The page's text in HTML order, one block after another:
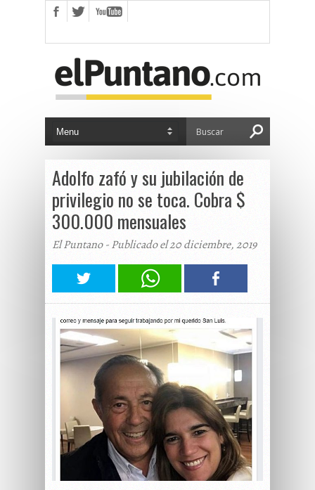
Adolfo zafó y su jubilación de
privilegio no se toca. Cobra $
300.000 mensuales
El Puntano - Publicado el 20 diciembre, 2019